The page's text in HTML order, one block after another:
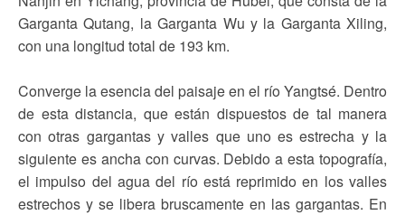
Garganta Qutang, la Garganta Wu y la Garganta Xiling,
con una longitud total de 193 km.
Converge la esencia del paisaje en el río Yangtsé. Dentro
de esta distancia, que están dispuestos de tal manera
con otras gargantas y valles que uno es estrecha y la
siguiente es ancha con curvas. Debido a esta topografía,
el impulso del agua del río está reprimido en los valles
estrechos y se libera bruscamente en las gargantas. En